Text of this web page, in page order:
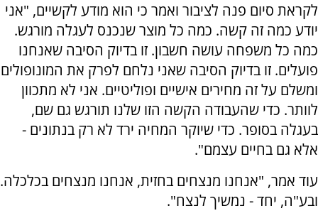
לקראת סיום פנה לציבור ואמר כי הוא מודע לקשיים, "אני
יודע כמה זה קשה. כמה כל מוצר שנכנס לעגלה מורגש.
כמה כל משפחה עושה חשבון. זו בדיוק הסיבה שאנחנו
פועלים. זו בדיוק הסיבה שאני נלחם לפרק את המונופולים
ומשלם על זה מחירים אישיים ופוליטיים. אני לא מתכוון
לוותר. כדי שהעבודה הקשה הזו שלנו תורגש גם שם,
בעגלה בסופר. כדי שיוקר המחיה ירד לא רק בנתונים -
אלא גם בחיים עצמם".
עוד אמר, "אנחנו מנצחים בחזית, אנחנו מנצחים בכלכלה.
ובע"ה, יחד - נמשיך לנצח".